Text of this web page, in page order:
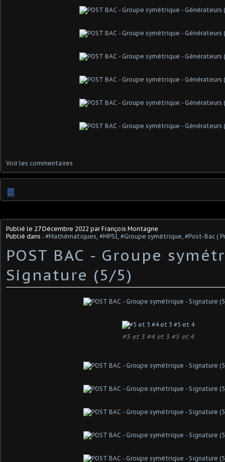
Voir les commentaires
…
Publié le 27 Décembre 2022 par François Montagne
Publié dans : #Mathématiques #MPSI #Groupe symétrique #Post-Bac (
POST BAC - Groupe
Signature (5/5)
#5 et 3 #4 et 3 #5 et 4